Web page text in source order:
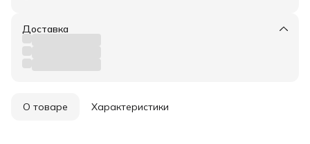
Доставка
О товаре Характеристики